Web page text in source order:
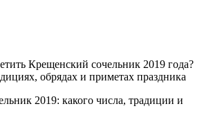
Крещенский сочельник 2019 года?
обрядах и приметах праздника